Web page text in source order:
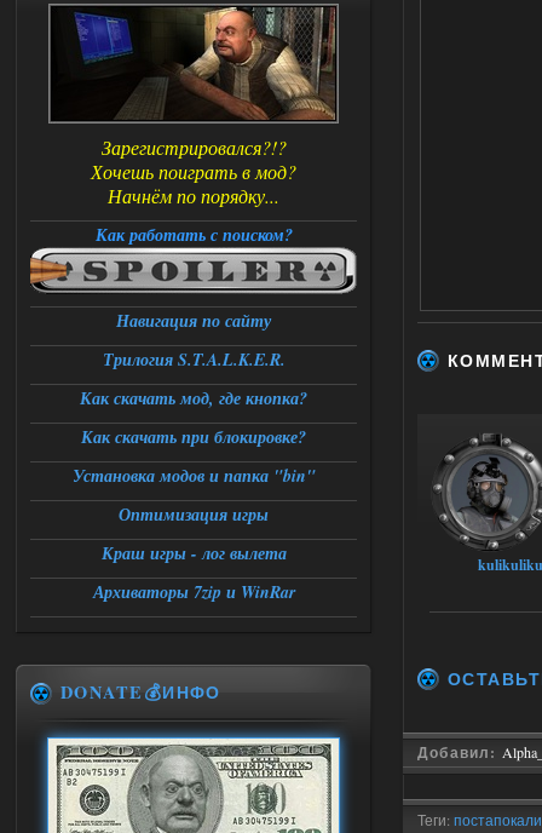
Добавил:
Теги:
Зарегистрировался?!?
Хочешь поиграть в мод?
Начнём по порядку...
Как работать с поиском?
Навигация по сайту
Трилогия S.T.A.L.K.E.R.
Как скачать мод, где кнопка?
Как скачать при блокировке?
Установка модов и папка "bin"
Оптимизация игры
Краш игры - лог вылета
Архиваторы 7zip и WinRar
DONATE💰ИНФО